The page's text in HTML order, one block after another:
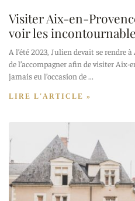
Visiter Aix-en-
voir les
A l’été 2023, Julien devait se rendre
de l’accompagner afin de visiter Aix-
jamais eu l’occasion de
LIRE L'ARTICLE »